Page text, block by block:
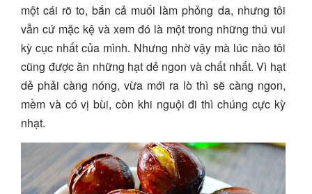
một cái rõ to, bắn cả muối làm phỏng da, nhưng tôi
vẫn cứ mặc kệ và xem đó là một trong những thú vui
kỳ cục nhất của mình. Nhưng nhờ vậy mà lúc nào tôi
cũng được ăn những hạt dẻ ngon và chất nhất. Vì hạt
dẻ phải càng nóng, vừa mới ra lò thì sẽ càng ngon,
mềm và có vị bùi, còn khi nguội đi thì chúng cực kỳ
nhạt.